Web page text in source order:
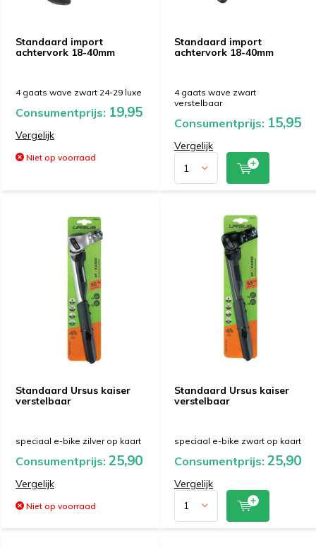
Standaard import
achtervork 18-40mm
4 gaats wave zwart 24-29 luxe
Consumentprijs: 19,95
Vergelijk
Niet op voorraad
Standaard import
achtervork 18-40mm
4 gaats wave zwart
verstelbaar
Consumentprijs: 15,95
Vergelijk
Standaard Ursus kaiser
verstelbaar
speciaal e-bike zilver op kaart
Consumentprijs: 25,90
Vergelijk
Niet op voorraad
Standaard Ursus kaiser
verstelbaar
speciaal e-bike zwart op kaart
Consumentprijs: 25,90
Vergelijk